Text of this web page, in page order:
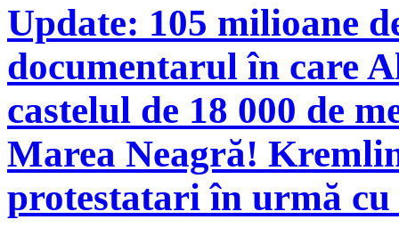
Update: 105 milioane
documentarul în care
castelul de 18 000 de
Marea Neagră!
protestatari în urmă cu